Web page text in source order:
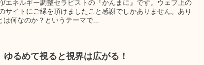
エネルギー調整セラピストの『かんまに』です。ウェブ上の
サイトにご縁を頂けましたこと感謝でしかありません。あり
何なのか？というテーマで...
ゆるめて視ると視界は広がる！